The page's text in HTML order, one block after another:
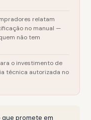
relatam
no manual —
não tem
o investimento de
técnica autorizada no
que promete em